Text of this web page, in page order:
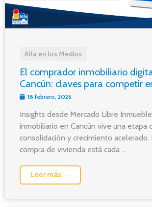
Alfa en los Medios
El comprador inmobiliario
Cancún: claves para competir
18 febrero, 2026
Insights desde Mercado Libre
inmobiliario en Cancún vive una etapa
consolidación y crecimiento acelerado.
compra de vivienda está cada ...
Leer más →